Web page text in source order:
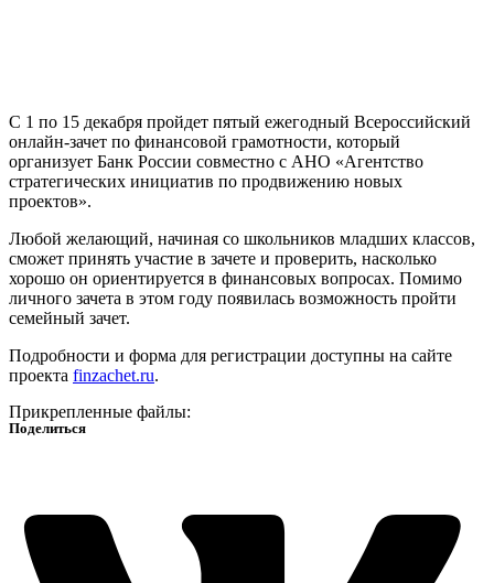
С 1 по 15 декабря пройдет пятый ежегодный Всероссийский
онлайн-зачет по финансовой грамотности, который
организует Банк России совместно с АНО «Агентство
стратегических инициатив по продвижению новых
проектов».
Любой желающий, начиная со школьников младших классов,
сможет принять участие в зачете и проверить, насколько
хорошо он ориентируется в финансовых вопросах. Помимо
личного зачета в этом году появилась возможность пройти
семейный зачет.
Подробности и форма для регистрации доступны на сайте
проекта finzachet.ru.
Прикрепленные файлы:
Поделиться